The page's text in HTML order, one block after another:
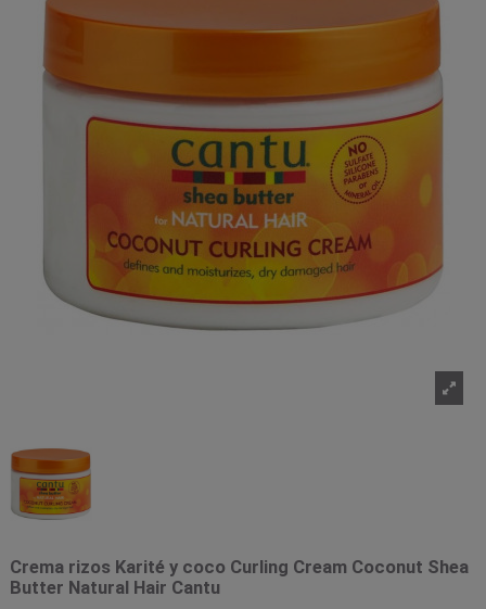
Crema rizos Karité y coco Curling Cream Coconut Shea
Butter Natural Hair Cantu